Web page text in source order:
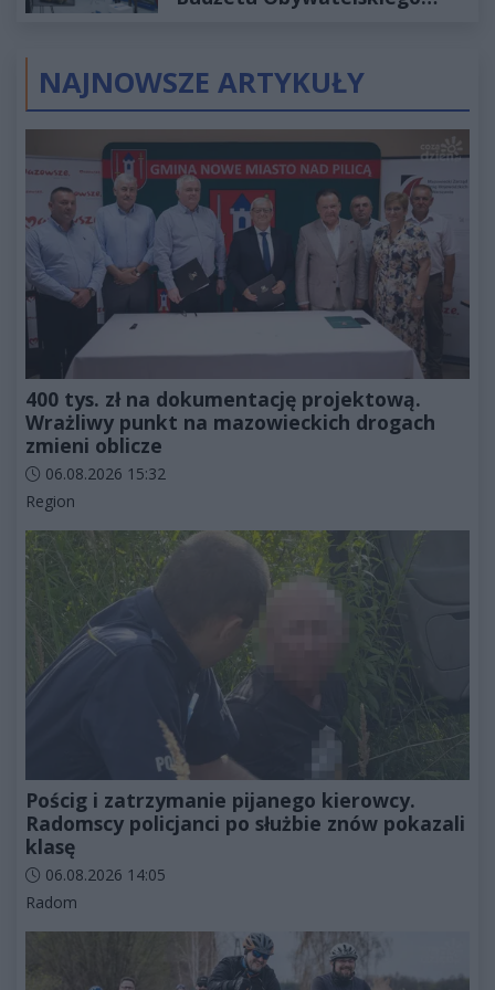
NAJNOWSZE ARTYKUŁY
400 tys. zł na dokumentację projektową.
Wrażliwy punkt na mazowieckich drogach
zmieni oblicze
Data dodania artykułu:
06.08.2026 15:32
Kategorie artykułu:
Region
Pościg i zatrzymanie pijanego kierowcy.
Radomscy policjanci po służbie znów pokazali
klasę
Data dodania artykułu:
06.08.2026 14:05
Kategorie artykułu:
Radom